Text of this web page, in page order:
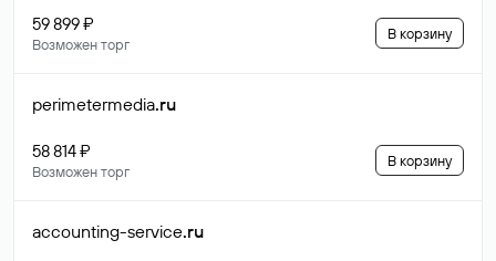
59 899 ₽
Возможен торг
В корзину
perimetermedia.ru
58 814 ₽
Возможен торг
В корзину
accounting-service.ru